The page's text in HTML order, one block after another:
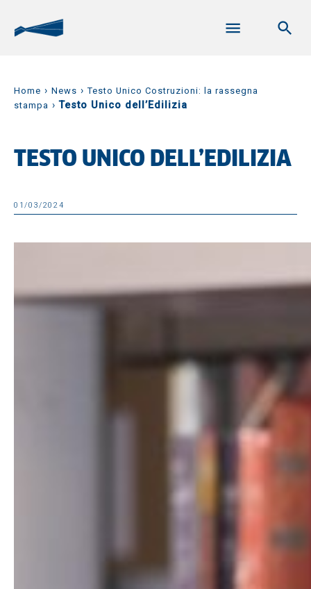
Home › News ›Testo Unico Costruzioni: la rassegna
stampa ›Testo Unico dell’Edilizia
TESTO UNICO DELL’EDILIZIA
01/03/2024